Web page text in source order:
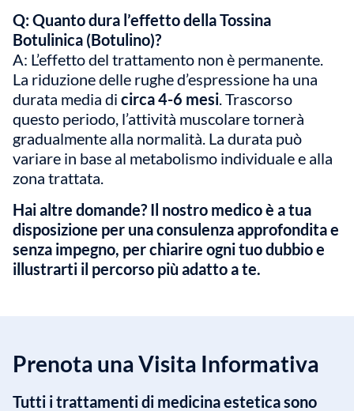
Q: Quanto dura l’effetto della Tossina
Botulinica (Botulino)?
A: L’effetto del trattamento non è permanente.
La riduzione delle rughe d’espressione ha una
durata media di circa 4-6 mesi . Trascorso
questo periodo, l’attività muscolare tornerà
gradualmente alla normalità. La durata può
variare in base al metabolismo individuale e alla
zona trattata.
Hai altre domande? Il nostro medico è a tua
disposizione per una consulenza approfondita e
senza impegno, per chiarire ogni tuo dubbio e
illustrarti il percorso più adatto a te.
Prenota una Visita Informativa
Tutti i trattamenti di medicina estetica sono